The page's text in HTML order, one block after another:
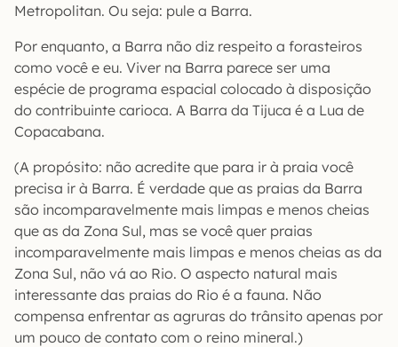
Metropolitan. Ou seja: pule a Barra.
Por enquanto, a Barra não diz respeito a forasteiros
como você e eu. Viver na Barra parece ser uma
espécie de programa espacial colocado à disposição
do contribuinte carioca. A Barra da Tijuca é a Lua de
Copacabana.
(A propósito: não acredite que para ir à praia você
precisa ir à Barra. É verdade que as praias da Barra
são incomparavelmente mais limpas e menos cheias
que as da Zona Sul, mas se você quer praias
incomparavelmente mais limpas e menos cheias as da
Zona Sul, não vá ao Rio. O aspecto natural mais
interessante das praias do Rio é a fauna. Não
compensa enfrentar as agruras do trânsito apenas por
um pouco de contato com o reino mineral.)